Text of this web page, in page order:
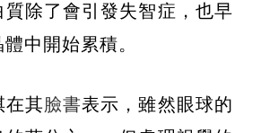
除了會引發失智症，也早
中開始累積。
在其臉書表示，雖然眼球的